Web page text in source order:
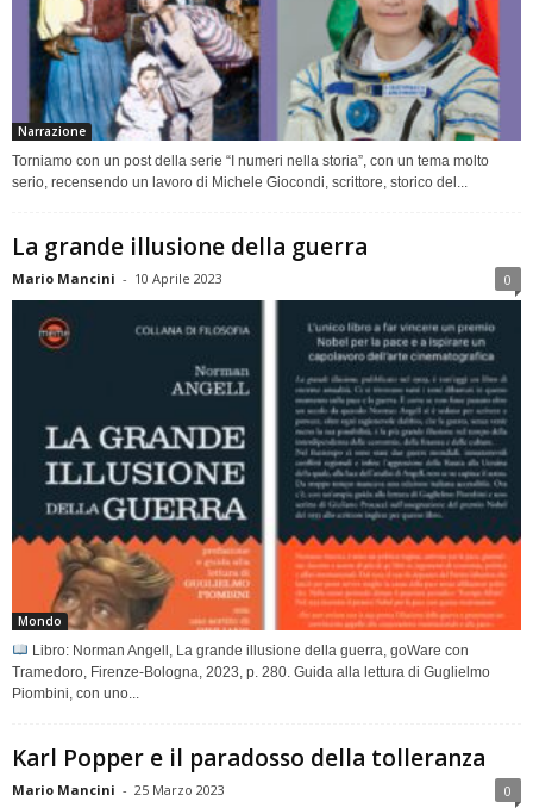
Narrazione
Torniamo con un post della serie “I numeri nella storia”, con un tema molto
serio, recensendo un lavoro di Michele Giocondi, scrittore, storico del...
La grande illusione della guerra
Mario Mancini - 10 Aprile 2023 0
Mondo
Libro: Norman Angell, La grande illusione della guerra, goWare con
Tramedoro, Firenze-Bologna, 2023, p. 280. Guida alla lettura di Guglielmo
Piombini, con uno...
Karl Popper e il paradosso della tolleranza
Mario Mancini - 25 Marzo 2023 0